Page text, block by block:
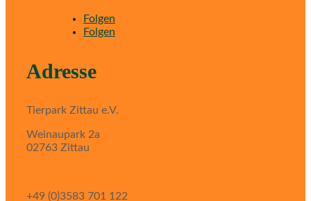
Folgen
Folgen
Adresse
Tierpark Zittau e.V.
Weinaupark 2a
02763 Zittau
+49 (0)3583 701 122